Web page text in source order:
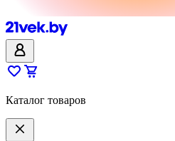
Каталог товаров